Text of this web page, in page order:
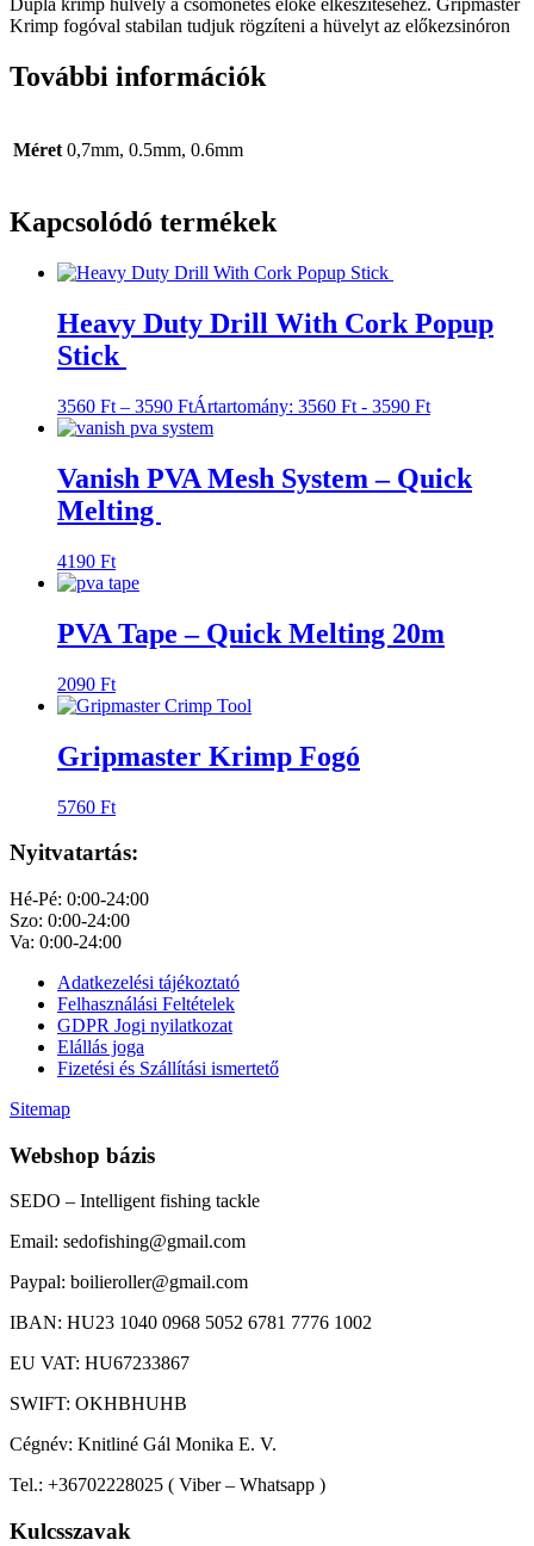
Krimp fogóval stabilan tudjuk rögzíteni a hüvelyt az előkezsinóron
További információk
Méret 0,7mm, 0.5mm, 0.6mm
Kapcsolódó termékek
Heavy Duty Drill With Cork Popup
Stick
3560 Ft – 3590 FtÁrtartomány: 3560 Ft - 3590 Ft
Vanish PVA Mesh System – Quick
Melting
4190 Ft
PVA Tape – Quick Melting 20m
2090 Ft
Gripmaster Krimp Fogó
5760 Ft
Nyitvatartás:
Hé-Pé: 0:00-24:00
Szo: 0:00-24:00
Va: 0:00-24:00
Adatkezelési tájékoztató
Felhasználási Feltételek
GDPR Jogi nyilatkozat
Elállás joga
Fizetési és Szállítási ismertető
Sitemap
Webshop bázis
SEDO – Intelligent fishing tackle
Email: sedofishing@gmail.com
Paypal: boilieroller@gmail.com
IBAN: HU23 1040 0968 5052 6781 7776 1002
EU VAT: HU67233867
SWIFT: OKHBHUHB
Cégnév: Knitliné Gál Monika E. V.
Tel.: +36702228025 ( Viber – Whatsapp )
Kulcsszavak